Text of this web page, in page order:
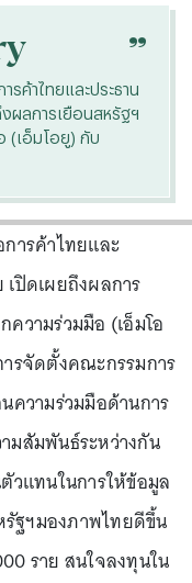
“
รค้าไทยและประธาน
ผลการเยือนสหรัฐฯ
(เอ็มโอยู) กับ
ารค้าไทยและ
ปิดเผยถึงผลการ
วามร่วมมือ (เอ็มโอ
รจัดตั้งคณะกรรมการ
ความร่วมมือด้านการ
มสัมพันธ์ระหว่างกัน
วแทนในการให้ข้อมูล
ฐฯมองภาพไทยดีขึ้น
ราย สนใจลงทุนใน